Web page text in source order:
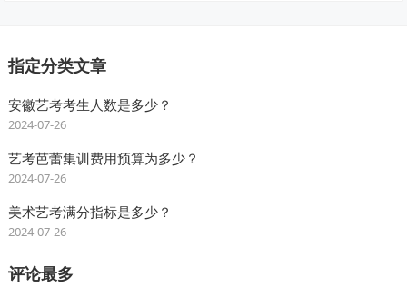
指定分类文章
安徽艺考考生人数是多少？
2024-07-26
艺考芭蕾集训费用预算为多少？
2024-07-26
美术艺考满分指标是多少？
2024-07-26
评论最多